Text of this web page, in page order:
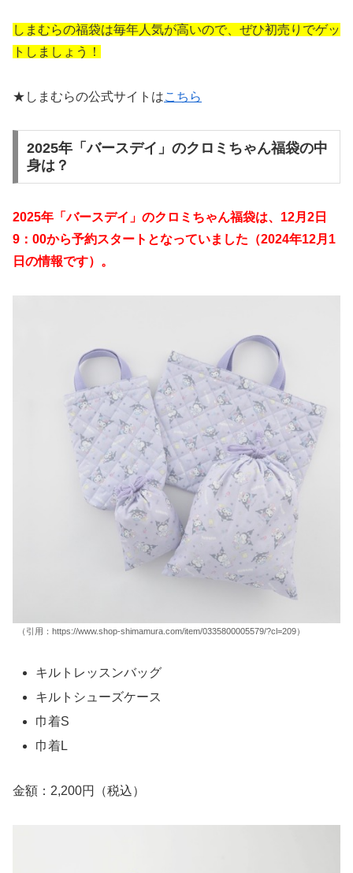
しまむらの福袋は毎年人気が高いので、ぜひ初売りでゲッ
トしましょう！
★しまむらの公式サイトはこちら
2025年「バースデイ」のクロミちゃん福袋の中
身は？
2025年「バースデイ」のクロミちゃん福袋は、12月2日
9：00から予約スタートとなっていました（2024年12月1
日の情報です）。
（引用：https://www.shop-shimamura.com/item/0335800005579/?cl=209）
キルトレッスンバッグ
キルトシューズケース
巾着S
巾着L
金額：2,200円（税込）